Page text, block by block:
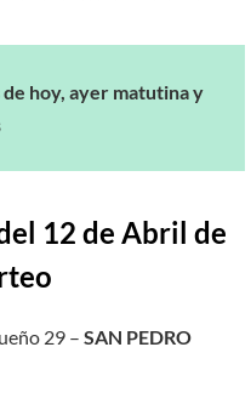
de hoy, ayer matutina y
12 de Abril de
29 – SAN PEDRO